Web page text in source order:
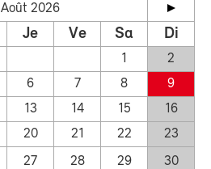
Août 2026
Je Ve Sa Di
1
2
6 7 8
9
13 14 15
16
20 21 22
23
27 28 29
30